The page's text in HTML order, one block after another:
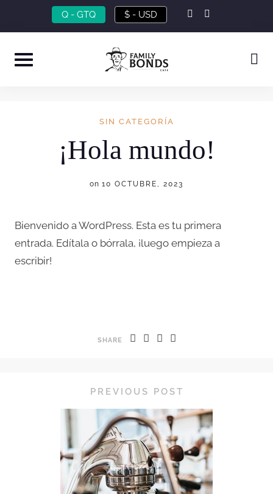
Q - GTQ $ - USD instagram
SIN CATEGORÍA
¡Hola mundo!
on 10 OCTUBRE, 2023
Bienvenido a WordPress. Esta es tu primera
entrada. Edítala o bórrala, ¡luego empieza a
escribir!
SHARE
PREVIOUS POST